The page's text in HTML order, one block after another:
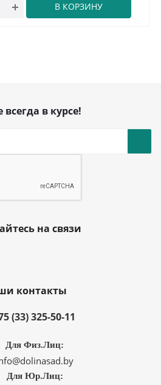
В КОРЗИНУ
всегда в курсе!
на связи
контакты
(33) 325-50-11
Для Физ.Лиц:
Для Юр.Лиц: